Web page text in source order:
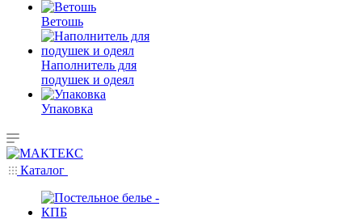
Ветошь
Наполнитель для
подушек и одеял
Упаковка
Каталог